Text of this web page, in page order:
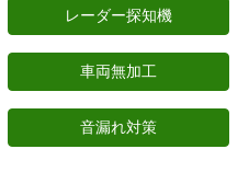
レーダー探知機
車両無加工
音漏れ対策